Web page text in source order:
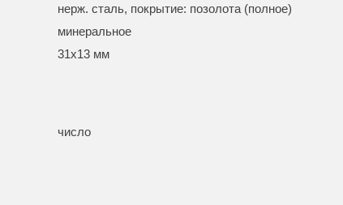
нерж. сталь, покрытие: позолота (полное)
минеральное
31x13 мм
число